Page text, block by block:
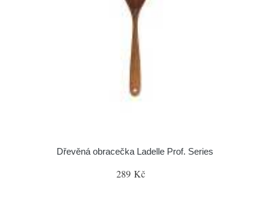
Dřevěná obracečka Ladelle Prof. Series
289 Kč